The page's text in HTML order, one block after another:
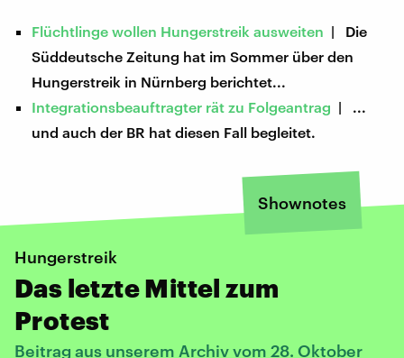
Flüchtlinge wollen Hungerstreik ausweiten | Die
Süddeutsche Zeitung hat im Sommer über den
Hungerstreik in Nürnberg berichtet...
Integrationsbeauftragter rät zu Folgeantrag | ...
und auch der BR hat diesen Fall begleitet.
Shownotes
Hungerstreik
Das letzte Mittel zum
Protest
Beitrag aus unserem Archiv vom 28. Oktober